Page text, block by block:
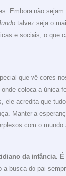
Embora não
talvez seja o
e sociais, o que
que vê cores
coloca a única
ele acredita que
Manter a
com o mundo
da infância.
busca do pai